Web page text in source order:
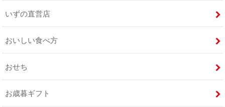
いずの直営店
おいしい食べ方
おせち
お歳暮ギフト